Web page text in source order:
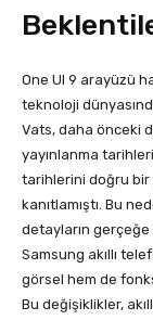
One UI 9 arayüzü
teknoloji
Vats, daha önceki
yayınlanma
tarihlerini doğru
kanıtlamıştı. Bu
detayların
Samsung akıllı
görsel hem de
Bu değişiklikler,